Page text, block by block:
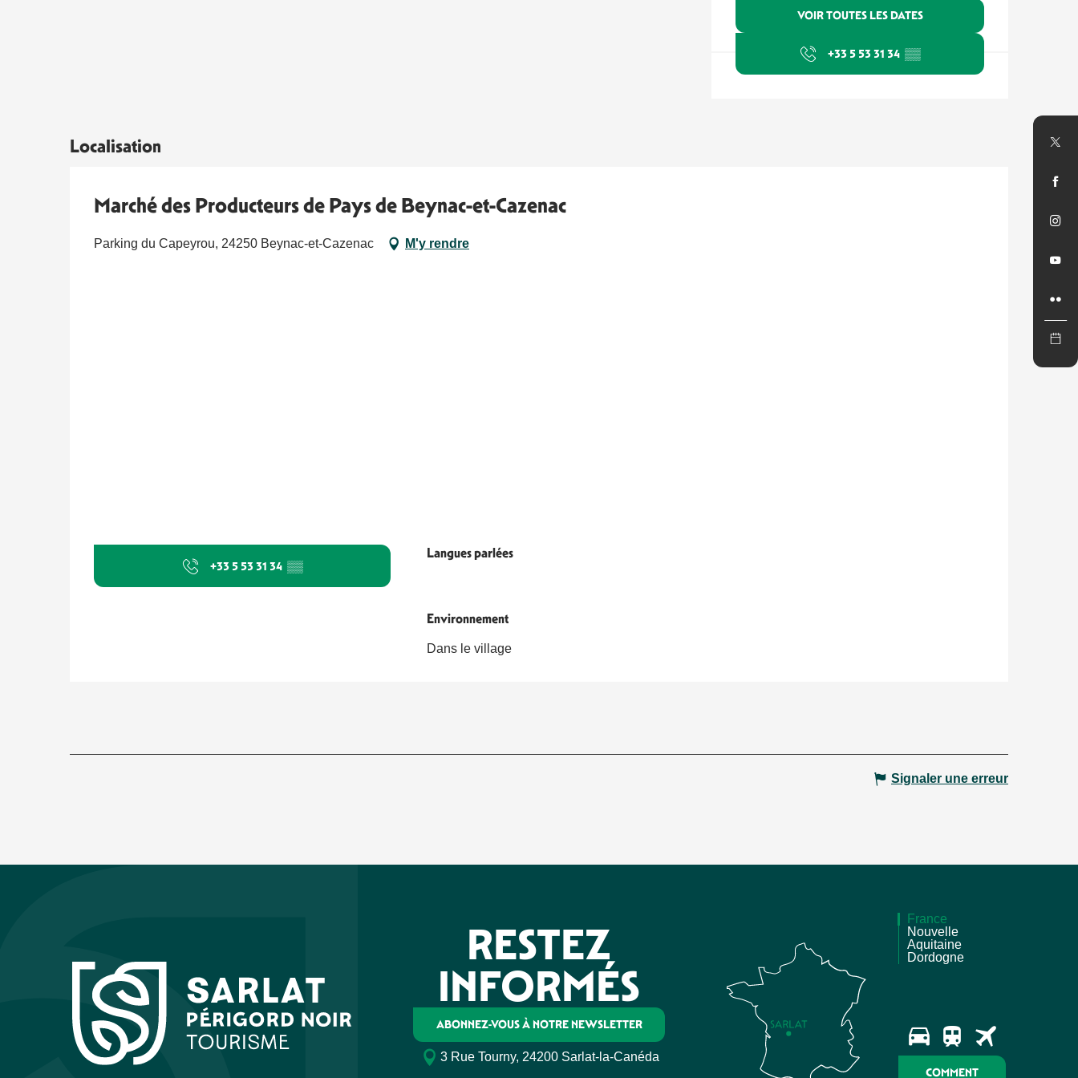
VOIR TOUTES LES DATES
+33 5 53 31 34 ▒▒
Localisation
Marché des Producteurs de Pays de Beynac-et-Cazenac
Parking du Capeyrou, 24250 Beynac-et-Cazenac M'y rendre
+33 5 53 31 34 ▒▒
Langues parlées
Langues parlées
Environnement
Environnement
Dans le village
Signaler une erreur
RESTEZ
INFORMÉS
ABONNEZ-VOUS À NOTRE NEWSLETTER
3 Rue Tourny, 24200 Sarlat-la-Canéda
France
Nouvelle
Aquitaine
Dordogne
COMMENT